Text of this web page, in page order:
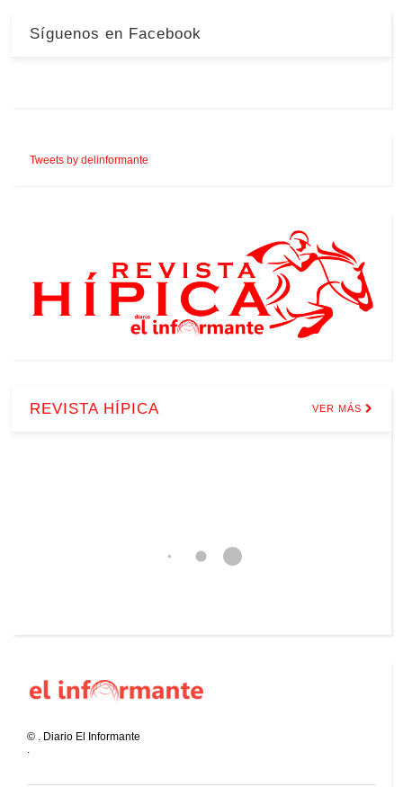
Síguenos en Facebook
Tweets by delinformante
REVISTA HÍPICA VER MÁS
© . Diario El Informante
.